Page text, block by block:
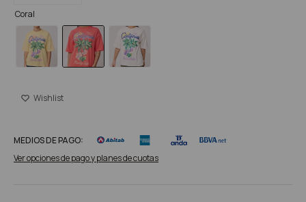
Coral
MEDIOS DE PAGO:
Ver opciones de pago y planes de cuotas